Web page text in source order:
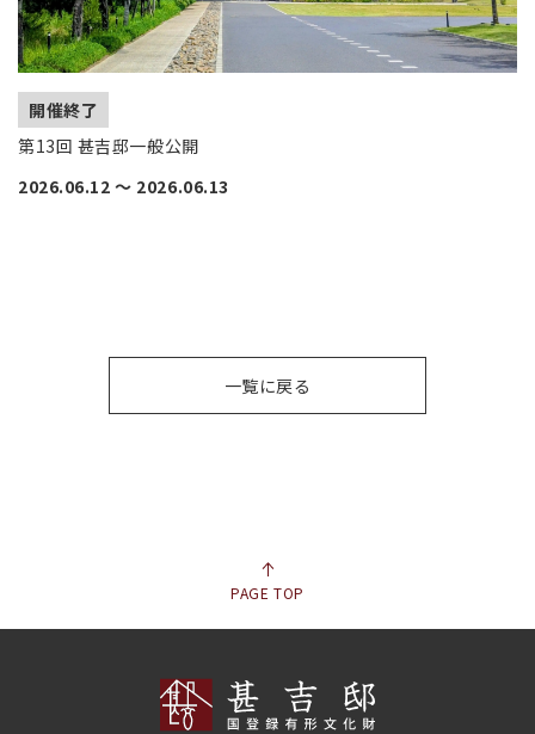
開催終了
第13回 甚吉邸一般公開
2026.06.12 〜 2026.06.13
一覧に戻る
PAGE TOP